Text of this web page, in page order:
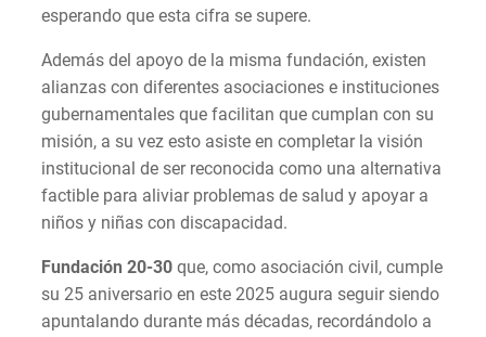
esperando que esta cifra se supere.
Además del apoyo de la misma fundación, existen
alianzas con diferentes asociaciones e instituciones
gubernamentales que facilitan que cumplan con su
misión, a su vez esto asiste en completar la visión
institucional de ser reconocida como una alternativa
factible para aliviar problemas de salud y apoyar a
niños y niñas con discapacidad.
Fundación 20-30 que, como asociación civil, cumple
su 25 aniversario en este 2025 augura seguir siendo
apuntalando durante más décadas, recordándolo a